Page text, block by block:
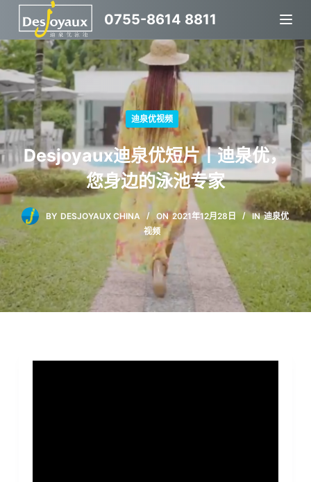
跳
过
内
容
0755-8614 8811
迪泉优视频
Desjoyaux迪泉优短片丨迪泉优，
您身边的泳池专家
BY DESJOYAUX CHINA ON 2021年12月28日 IN 迪泉优
视频